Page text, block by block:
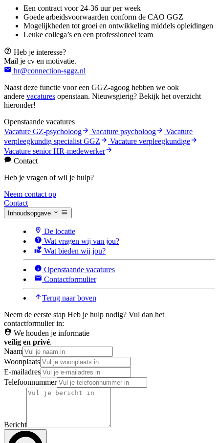
Een contract voor 24-36 uur per week
Goede arbeidsvoorwaarden conform de CAO GGZ
Mogelijkheden tot groei en ontwikkeling middels opleidingen
Leuke collega’s en een professioneel team
Heb je interesse?
Mail je cv en motivatie.
hr@connection-sggz.nl
Naast deze functie voor een GGZ-agoog hebben we ook
andere vacatures openstaan. Nieuwsgierig? Bekijk het overzicht
hieronder!
Openstaande vacatures
Vacature GZ-psycholoog
Vacature psycholoog
Vacature
verpleegkundig specialist GGZ
Vacature verpleegkundige
Vacature senior HR-medewerker
Contact
Heb je vragen of wil je hulp?
Neem contact op
Contact
Inhoudsopgave
De locatie
Wat vragen wij van jou?
Wat bieden wij jou?
Openstaande vacatures
Contactformulier
Terug naar boven
Neem de eerste stap Heb je hulp nodig? Vul dan het
contactformulier in:
We houden je informatie
veilig en privé.
Naam
Woonplaats
E-mailadres
Telefoonnummer
Bericht